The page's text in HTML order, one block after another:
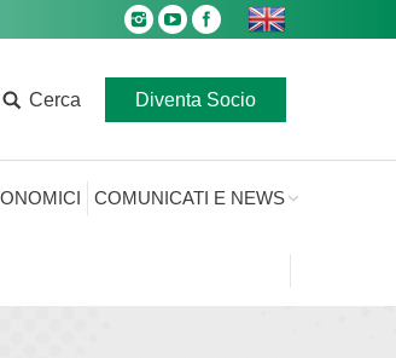
Cerca Diventa Socio
COMUNICATI E NEWS